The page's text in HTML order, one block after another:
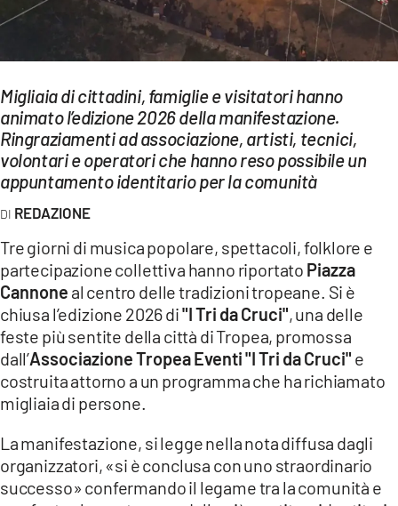
LAC TV
LAC NETWORK
LAC ONAIR
LaC
LACTV.IT
LACONAIR.IT
LACITYMAG.IT
ILREGGINO.IT
ILVIBONESE.IT
CATANZAROCHANNEL.IT
Migliaia di cittadini, famiglie e visitatori hanno
animato l’edizione 2026 della manifestazione.
Ringraziamenti ad associazione, artisti, tecnici,
volontari e operatori che hanno reso possibile un
appuntamento identitario per la comunità
REDAZIONE
Tre giorni di musica popolare, spettacoli, folklore e
partecipazione collettiva hanno riportato Piazza
Cannone al centro delle tradizioni tropeane. Si è
chiusa l’edizione 2026 di"I Tri da Cruci", una delle
feste più sentite della città di Tropea, promossa
dall’Associazione Tropea Eventi "I Tri da Cruci" e
costruita attorno a un programma che ha richiamato
migliaia di persone.
La manifestazione, si legge nella nota diffusa dagli
organizzatori, «si è conclusa con uno straordinario
successo» confermando il legame tra la comunità e